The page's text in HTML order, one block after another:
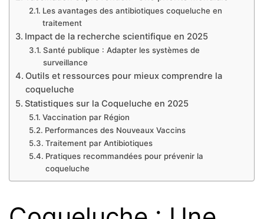
Les avantages des antibiotiques coqueluche en
traitement
Impact de la recherche scientifique en 2025
Santé publique : Adapter les systèmes de
surveillance
Outils et ressources pour mieux comprendre la
coqueluche
Statistiques sur la Coqueluche en 2025
Vaccination par Région
Performances des Nouveaux Vaccins
Traitement par Antibiotiques
Pratiques recommandées pour prévenir la
coqueluche